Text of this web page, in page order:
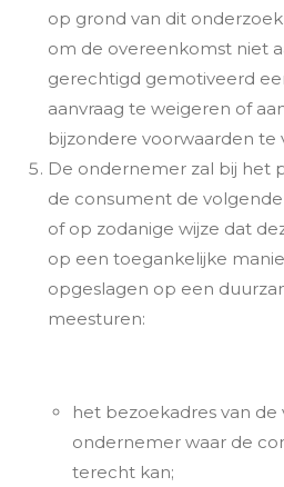
op grond van dit
om de overeenkomst niet
gerechtigd gemotiveerd
aanvraag te weigeren of
bijzondere voorwaarden te
De ondernemer zal bij het
de consument de
of op zodanige wijze dat
op een toegankelijke
opgeslagen op een
meesturen:
het bezoekadres van de
ondernemer waar de
terecht kan;